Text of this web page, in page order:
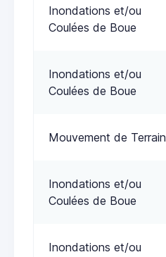
Inondations et/ou
Coulées de Boue
Inondations et/ou
Coulées de Boue
Mouvement de Terrain
Inondations et/ou
Coulées de Boue
Inondations et/ou